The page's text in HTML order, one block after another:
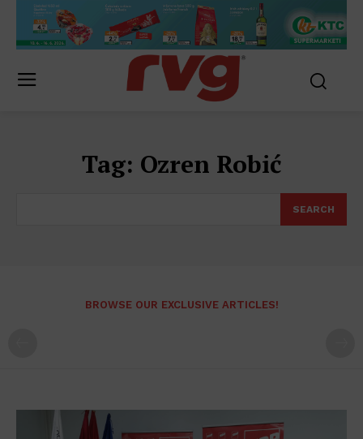
Tag: Ozren Robić
SEARCH
BROWSE OUR EXCLUSIVE ARTICLES!